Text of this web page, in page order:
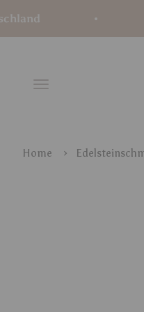
Menü
Home